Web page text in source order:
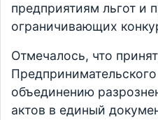
предприятиям льгот и
ограничивающих
Отмечалось, что
объединению
актов в единый